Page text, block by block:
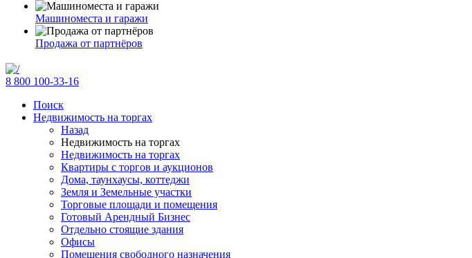
Машиноместа и гаражи
Продажа от партнёров
8 800 100-33-16
Поиск
Недвижимость на торгах
Назад
Недвижимость на торгах
Недвижимость на торгах
Квартиры с торгов и аукционов
Дома, таунхаусы, коттеджи
Земля и Земельные участки
Торговые площади и помещения
Готовый Арендный Бизнес
Отдельно стоящие здания
Офисы
Помещения свободного назначения